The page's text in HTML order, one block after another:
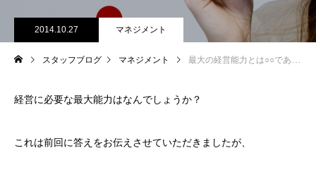
2014.10.27 マネジメント
スタッフブログ マネジメント 最大の経営能力とは○○であります（2）
経営に必要な最大能力はなんでしょうか？
これは前回に答えをお伝えさせていただきましたが、